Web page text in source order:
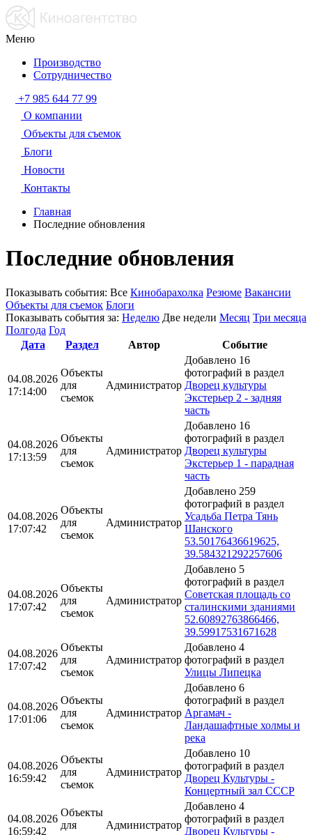
Меню
Производство
Сотрудничество
+7 985 644 77 99
О компании
Объекты для съемок
Блоги
Новости
Контакты
Главная
Последние обновления
Последние обновления
Показывать события: Все Кинобарахолка Резюме Вакансии
Объекты для съемок Блоги
Показывать события за: Неделю Две недели Месяц Три месяца
Полгода Год
Дата
Раздел Автор Событие
04.08.2026
17:14:00
Объекты
для
съемок
Администратор
Добавлено 16
фотографий в раздел
Дворец культуры
Экстерьер 2 - задняя
часть
04.08.2026
17:13:59
Объекты
для
съемок
Администратор
Добавлено 16
фотографий в раздел
Дворец культуры
Экстерьер 1 - парадная
часть
04.08.2026
17:07:42
Объекты
для
съемок
Администратор
Добавлено 259
фотографий в раздел
Усадьба Петра Тянь
Шанского
53.50176436619625,
39.584321292257606
04.08.2026
17:07:42
Объекты
для
съемок
Администратор
Добавлено 5
фотографий в раздел
Советская площадь со
сталинскими зданиями
52.60892763866466,
39.59917531671628
04.08.2026
17:07:42
Объекты
для
съемок
Администратор
Добавлено 4
фотографий в раздел
Улицы Липецка
04.08.2026
17:01:06
Объекты
для
съемок
Администратор
Добавлено 6
фотографий в раздел
Аргамач -
Ландашафтные холмы и
река
04.08.2026
16:59:42
Объекты
для
съемок
Администратор
Добавлено 10
фотографий в раздел
Дворец Культуры -
Концертный зал СССР
04.08.2026
16:59:42
Объекты
для
Администратор
Добавлено 4
фотографий в раздел
Дворец Культуры -